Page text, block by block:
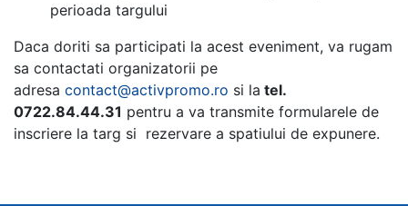
perioada targului
Daca doriti sa participati la acest eveniment, va rugam
sa contactati organizatorii pe
adresa contact@activpromo.ro si la tel.
0722.84.44.31 pentru a va transmite formularele de
inscriere la targ si rezervare a spatiului de expunere.